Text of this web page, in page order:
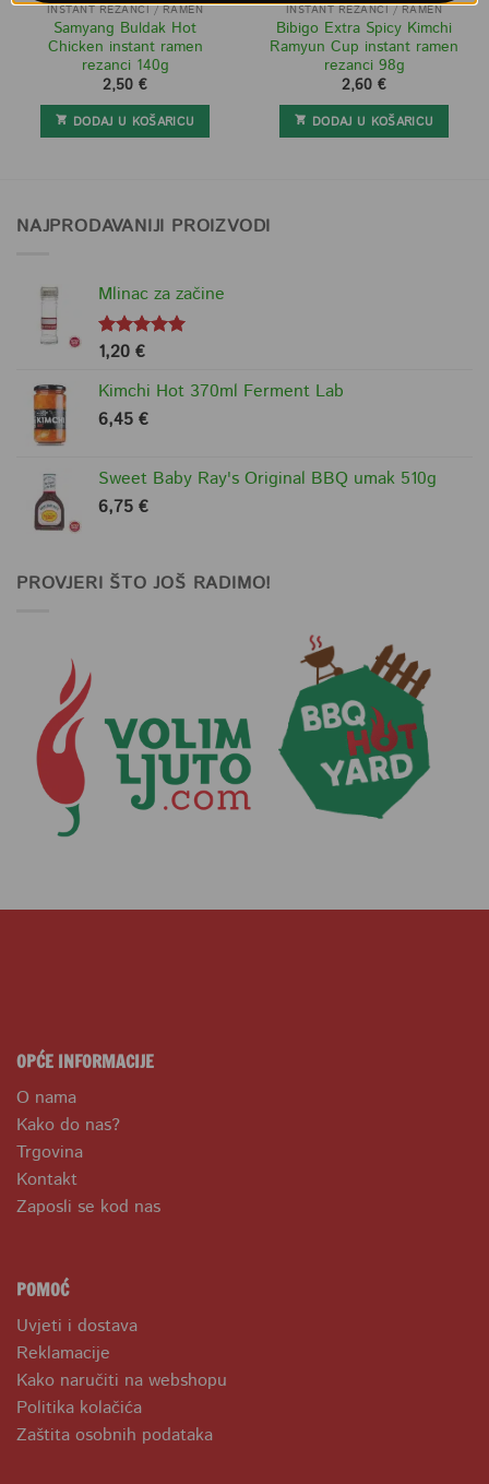
INSTANT REZANCI / RAMEN
Samyang Buldak Hot
Chicken instant ramen
rezanci 140g
2,50 €
DODAJ U KOŠARICU
INSTANT REZANCI / RAMEN
Bibigo Extra Spicy Kimchi
Ramyun Cup instant ramen
rezanci 98g
2,60 €
DODAJ U KOŠARICU
NAJPRODAVANIJI PROIZVODI
Mlinac za začine
Ocjenjeno
1,20 €
Kimchi Hot 370ml Ferment Lab
6,45 €
Sweet Baby Ray's Original BBQ umak 510g
6,75 €
PROVJERI ŠTO JOŠ RADIMO!
OPĆE INFORMACIJE
O nama
Kako do nas?
Trgovina
Kontakt
Zaposli se kod nas
POMOĆ
Uvjeti i dostava
Reklamacije
Kako naručiti na webshopu
Politika kolačića
Zaštita osobnih podataka